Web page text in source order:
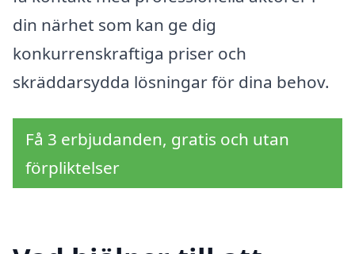
din närhet som kan ge dig
konkurrenskraftiga priser och
skräddarsydda lösningar för dina behov.
Få 3 erbjudanden, gratis och utan
förpliktelser